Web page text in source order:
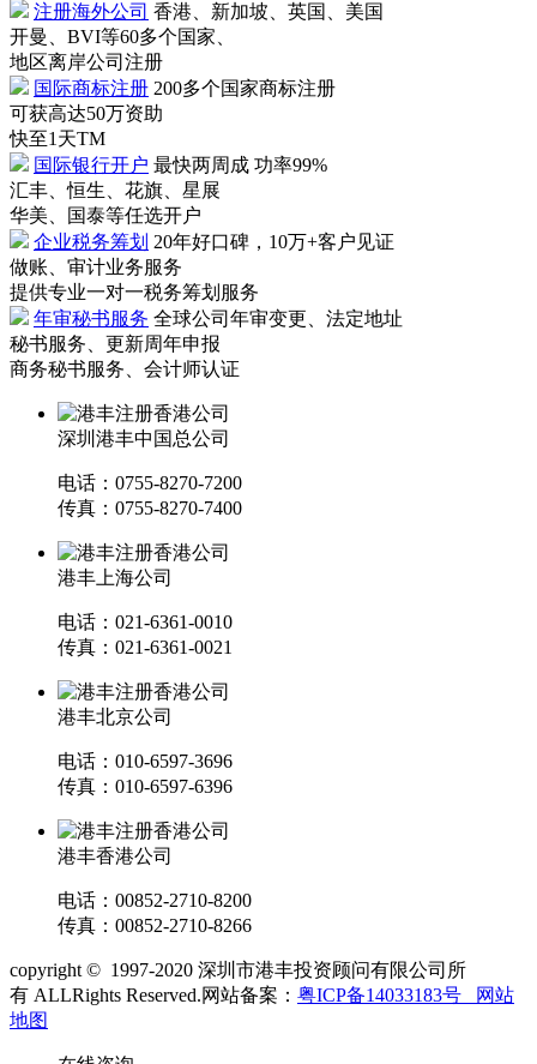
注册海外公司 香港、新加坡、英国、美国
开曼、BVI等60多个国家、
地区离岸公司注册
国际商标注册 200多个国家商标注册
可获高达50万资助
快至1天TM
国际银行开户 最快两周成 功率99%
汇丰、恒生、花旗、星展
华美、国泰等任选开户
企业税务筹划 20年好口碑，10万+客户见证
做账、审计业务服务
提供专业一对一税务筹划服务
年审秘书服务 全球公司年审变更、法定地址
秘书服务、更新周年申报
商务秘书服务、会计师认证
深圳港丰中国总公司
电话：0755-8270-7200
传真：0755-8270-7400
港丰上海公司
电话：021-6361-0010
传真：021-6361-0021
港丰北京公司
电话：010-6597-3696
传真：010-6597-6396
港丰香港公司
电话：00852-2710-8200
传真：00852-2710-8266
copyright © 1997-2020 深圳市港丰投资顾问有限公司所
有 ALLRights Reserved.网站备案： 粤ICP备14033183号
网站
地图